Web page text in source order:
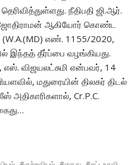
நீதிபதி ஜி.ஆர்.
ஜோதிராமன் ஆகியோர் கொண்ட
(W.A.(MD) எண். 1155/2020,
இந்தத் தீர்ப்பை வழங்கியது.
விஜயலட்சுமி என்பவர், 14
மதுரையின் திலகர் திடல்
Cr.P.C.